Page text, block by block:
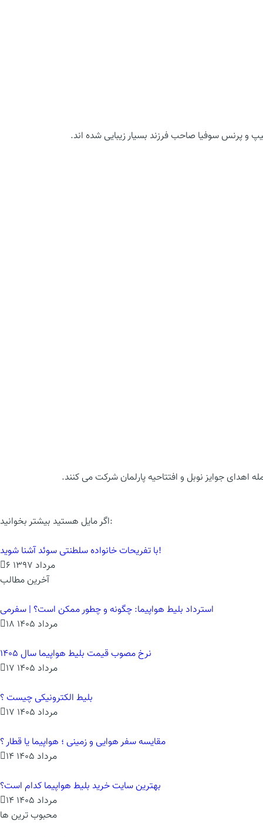
و پرنس سوفیا صاحب فرزند بسیار زیبایی شده اند.
جوایز نوبل و افتتاحیه پارلمان شرکت می کنند.
اگر مایل هستید بیشتر بخوانید:
با تفریحات خانواده سلطنتی سوئد آشنا شوید!
6 مرداد 1397
آخرین مطالب
استرداد بلیط هواپیما: چگونه و چطور ممکن است؟ | سفرمی
18 مرداد 1405
نرخ مصوب قیمت بلیط هواپیما سال 1405
17 مرداد 1405
بلیط الکترونیکی چیست ؟
17 مرداد 1405
مقایسه سفر هوایی و زمینی ؛ هواپیما یا قطار ؟
14 مرداد 1405
بهترین سایت خرید بلیط هواپیما کدام است؟
14 مرداد 1405
محبوب ترین ها